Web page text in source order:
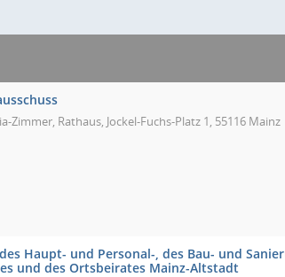
Zimmer, Rathaus, Jockel-Fuchs-Platz 1, 55116 Mainz
Haupt- und Personal-, des Bau- und
und des Ortsbeirates Mainz-Altstadt